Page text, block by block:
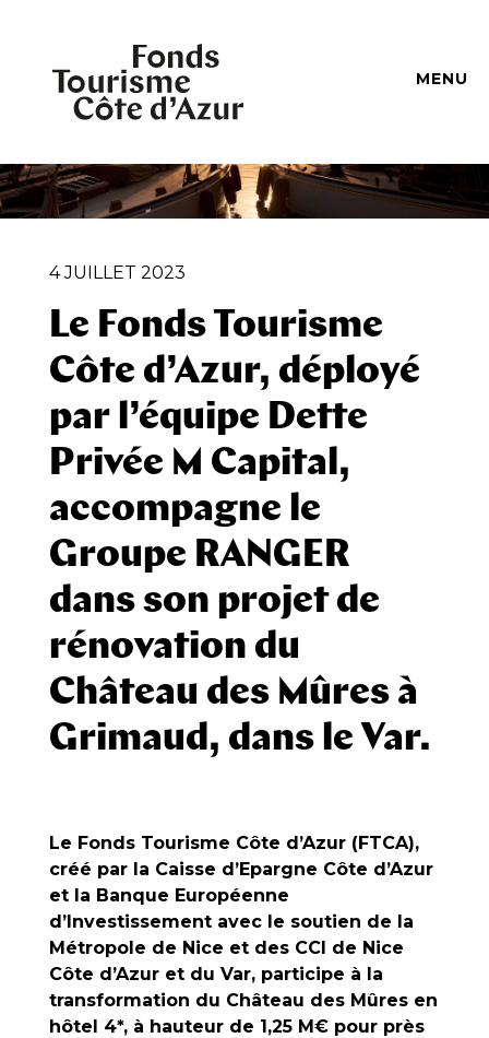
MENU
4 JUILLET 2023
Le Fonds Tourisme
Côte d’Azur, déployé
par l’équipe Dette
Privée M Capital,
accompagne le
Groupe RANGER
dans son projet de
rénovation du
Château des Mûres à
Grimaud, dans le Var.
Le Fonds Tourisme Côte d’Azur (FTCA),
créé par la Caisse d’Epargne Côte d’Azur
et la Banque Européenne
d’Investissement avec le soutien de la
Métropole de Nice et des CCI de Nice
Côte d’Azur et du Var, participe à la
transformation du Château des Mûres en
hôtel 4*, à hauteur de 1,25 M€ pour près